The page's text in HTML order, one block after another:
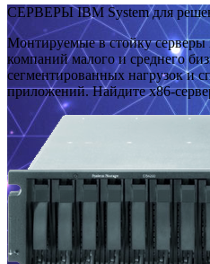
СЕРВЕРЫ IBM System для
Монтируемые в стойку серверы
компаний малого и среднего
сегментированных нагрузок и
приложений. Найдите x86-